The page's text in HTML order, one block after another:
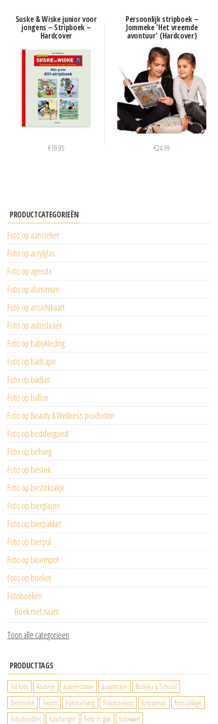
Suske & Wiske junior voor
jongens – Stripboek –
Hardcover
€19.95
Persoonlijk stripboek –
Jommeke 'Het vreemde
avontuur' (Hardcover)
€24.99
PRODUCTCATEGORIEËN
Foto op aansteker
Foto op acrylglas
Foto op agenda
Foto op aluminium
Foto op ansichtkaart
Foto op autosticker
Foto op babykleding
Foto op badcape
Foto op badjas
Foto op ballon
Foto op Beauty & Wellness producten
Foto op beddengoed
Foto op behang
Foto op bestek
Foto op bestekzakje
Foto op bierglazen
Foto op bierpakket
Foto op bierpul
Foto op bloempot
Foto op boeket
Fotoboeken
Boek met naam
Toon alle categorieen
PRODUCTTAGS
3d foto Andere autoreclame autosticker
Bureau & School
Decoratie
Favors Fotobehang Fotoboeken fotocanvas
fotocollage
fotodoodles
fotohanger Foto in glas
fotokaart